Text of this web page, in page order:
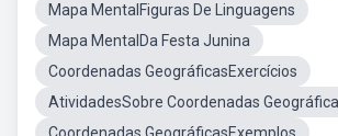
Mapa MentalFiguras De Linguagens
Mapa MentalDa Festa Junina
Coordenadas GeográficasExercícios
AtividadesSobre Coordenadas